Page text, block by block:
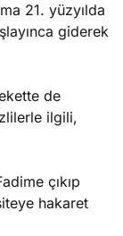
21. yüzyılda
giderek
de
ilgili,
çıkıp
hakaret